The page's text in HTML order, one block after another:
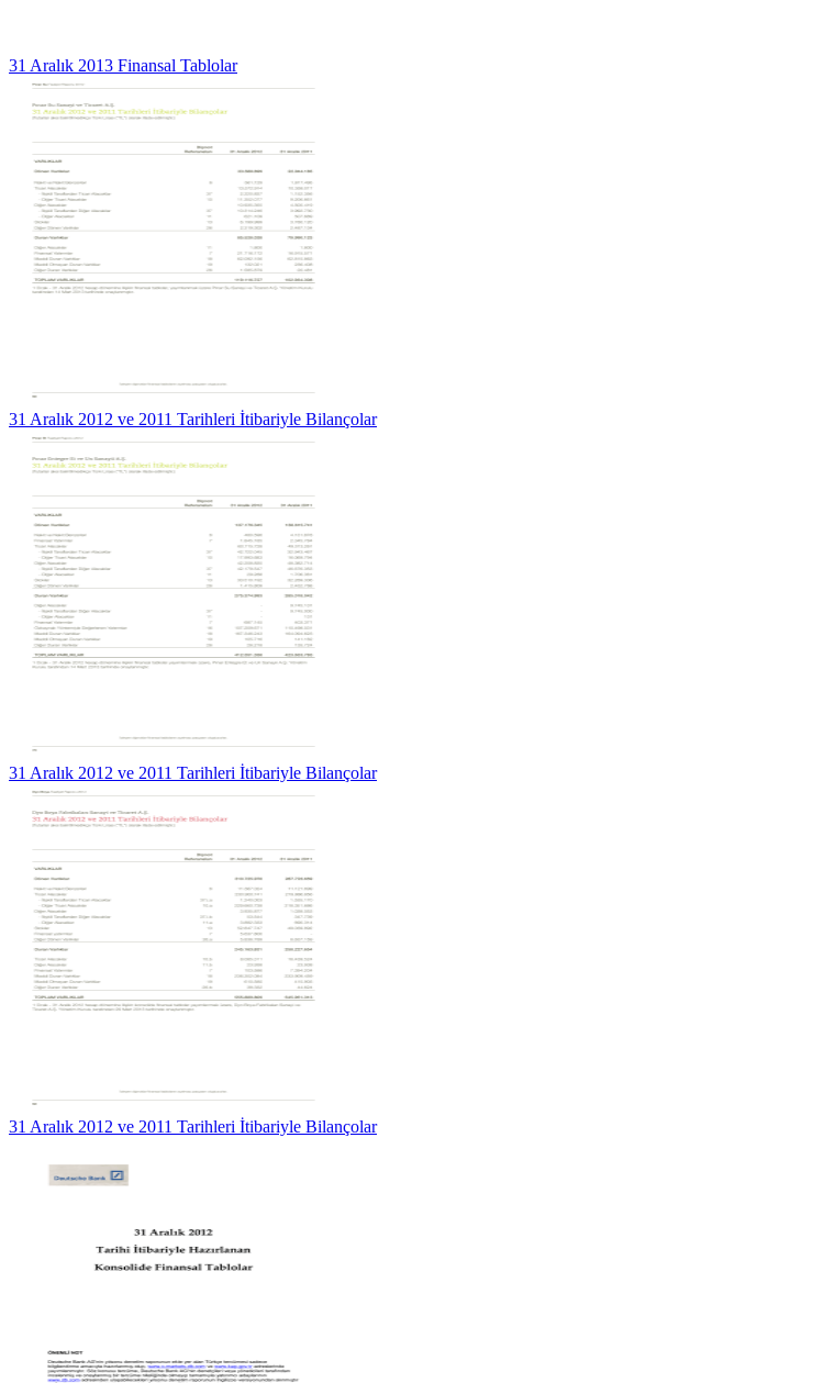
31 Aralık 2013 Finansal Tablolar
31 Aralık 2012 ve 2011 Tarihleri İtibariyle Bilançolar
31 Aralık 2012 ve 2011 Tarihleri İtibariyle Bilançolar
31 Aralık 2012 ve 2011 Tarihleri İtibariyle Bilançolar